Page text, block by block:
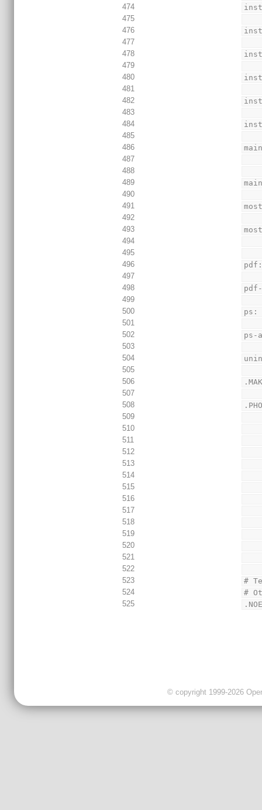
474
475
476
477
478
479
480
481
482
483
484
485
486
487
488
489
490
491
492
493
494
495
496
497
498
499
500
ps:
501
502
ps-
503
504
505
506
507
508
509
510
511
512
513
514
515
516
517
518
519
520
521
522
523
#
524
#
525
© copyright 1999-2026